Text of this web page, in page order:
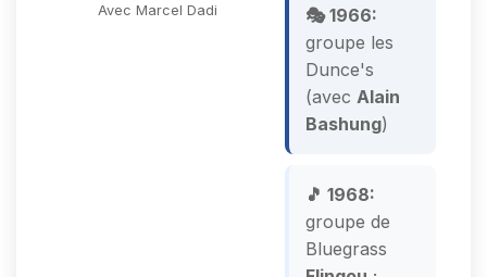
Avec Marcel Dadi
🎭 1966:
groupe les
Dunce's
(avec Alain
Bashung)
🎵 1968:
groupe de
Bluegrass